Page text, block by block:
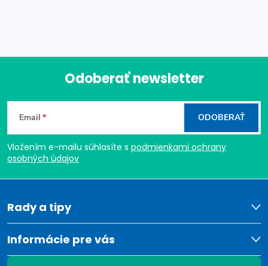
á
a
c
i
e
r
v
Z
á
p
ä
t
Odoberať newsletter
Email
Vložením e-mailu súhlasíte s podmienkami ochrany
osobných údajov
ODOBERAŤ
Rady a tipy
Informácie pre vás